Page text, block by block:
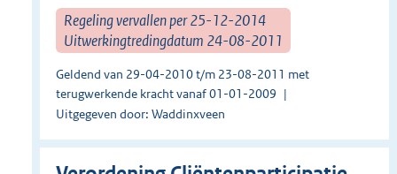
Regeling vervallen per 25-12-2014
Uitwerkingtredingdatum 24-08-2011
Geldend van 29-04-2010 t/m 23-08-2011 met
terugwerkende kracht vanaf 01-01-2009
Uitgegeven door: Waddinxveen